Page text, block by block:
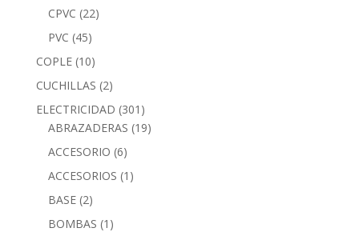
CPVC (22)
PVC (45)
COPLE (10)
CUCHILLAS (2)
ELECTRICIDAD (301)
ABRAZADERAS (19)
ACCESORIO (6)
ACCESORIOS (1)
BASE (2)
BOMBAS (1)